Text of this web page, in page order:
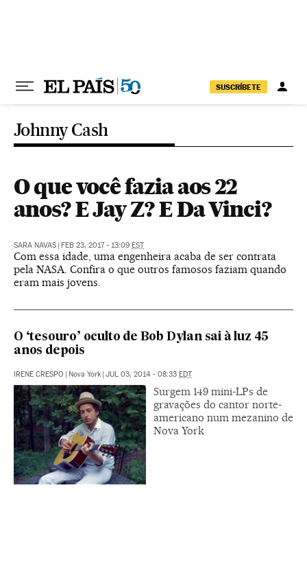
SUSCRÍBETE
Johnny Cash
O que você fazia aos 22
anos? E Jay Z? E Da Vinci?
SARA NAVAS | FEB 23, 2017 - 13:09 EST
Com essa idade, uma engenheira acaba de ser contrata
pela NASA. Confira o que outros famosos faziam quando
eram mais jovens.
O ‘tesouro’ oculto de Bob Dylan sai à luz 45
anos depois
IRENE CRESPO | Nova York | JUL 03, 2014 - 08:33 EDT
Surgem 149 mini-LPs de
gravações do cantor norte-
americano num mezanino de
Nova York